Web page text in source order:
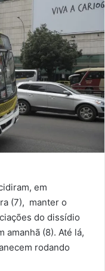
em
(7), manter o
do dissídio
amanhã (8). Até lá,
rodando